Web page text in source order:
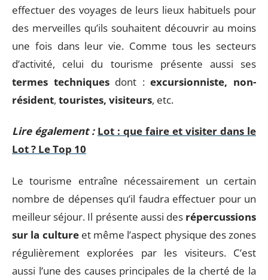
effectuer des voyages de leurs lieux habituels pour
des merveilles qu’ils souhaitent découvrir au moins
une fois dans leur vie. Comme tous les secteurs
d’activité, celui du tourisme présente aussi ses
termes techniquesdont :excursionniste, non-
résident, touristes, visiteurs, etc.
Lire également : Lot : que faire et visiter dans le
Lot ? Le Top 10
Le tourisme entraîne nécessairement un certain
nombre de dépenses qu’il faudra effectuer pour un
meilleur séjour. Il présente aussi des répercussions
sur la cultureet même l’aspect physique des zones
régulièrement explorées par les visiteurs. C’est
aussi l’une des causes principales de la cherté de la